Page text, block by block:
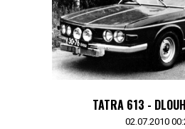
TATRA 613 -
02.07.2010